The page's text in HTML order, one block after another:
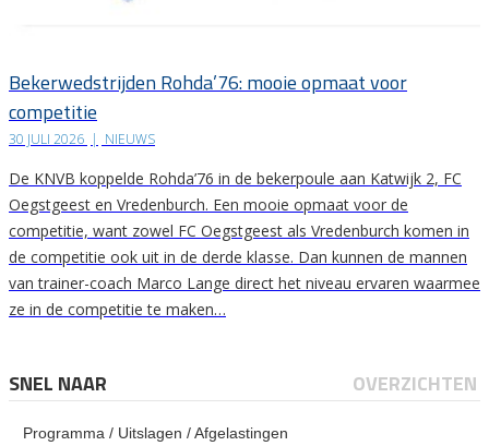
Bekerwedstrijden Rohda’76: mooie opmaat voor
competitie
30 JULI 2026 | NIEUWS
De KNVB koppelde Rohda’76 in de bekerpoule aan Katwijk 2, FC
Oegstgeest en Vredenburch. Een mooie opmaat voor de
competitie, want zowel FC Oegstgeest als Vredenburch komen in
de competitie ook uit in de derde klasse. Dan kunnen de mannen
van trainer-coach Marco Lange direct het niveau ervaren waarmee
ze in de competitie te maken…
SNEL NAAR OVERZICHTEN
Programma / Uitslagen / Afgelastingen